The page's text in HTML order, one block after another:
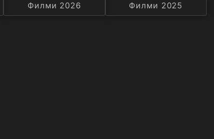
Селекция Превод Актьор
Филми 2026 Филми 2025